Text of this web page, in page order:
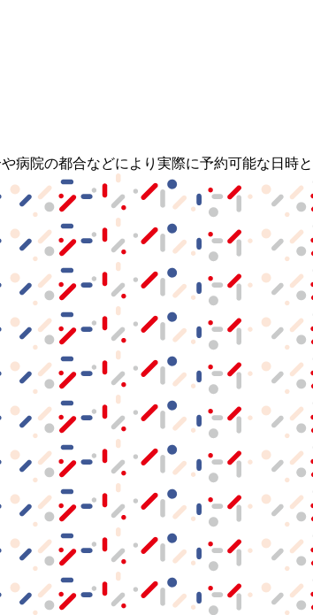
院の都合などにより実際に予約可能な日時